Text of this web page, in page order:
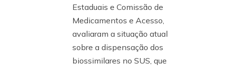
Estaduais e Comissão de
Medicamentos e Acesso,
avaliaram a situação atual
sobre a dispensação dos
biossimilares no SUS, que